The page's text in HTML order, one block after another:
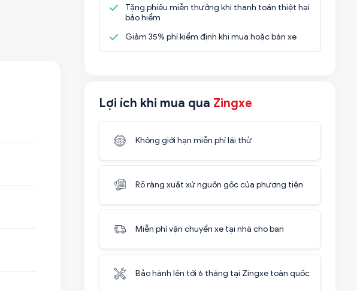
Tặng phiếu miễn thưởng khi thanh toán thiệt hại
bảo hiểm
Giảm 35% phí kiểm định khi mua hoặc bán xe
Lợi ích khi mua qua Zingxe
Không giới hạn miễn phí lái thử
Rõ ràng xuất xứ nguồn gốc của phương tiện
Miễn phí vận chuyển xe tại nhà cho bạn
Bảo hành lên tới 6 tháng tại Zingxe toàn quốc